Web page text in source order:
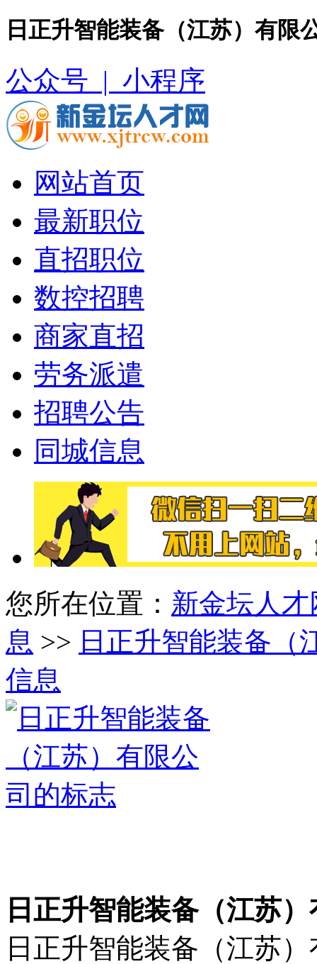
日正升智能装备（江苏）有限
公众号 | 小程序
网站首页
最新职位
直招职位
数控招聘
商家直招
劳务派遣
招聘公告
同城信息
您所在位置： 新金坛人才
息 >> 日正升智能装备（
信息
日正升智能装备（江苏
日正升智能装备（江苏